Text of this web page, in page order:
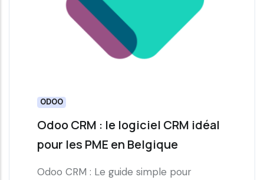
ODOO
Odoo CRM : le logiciel CRM idéal
pour les PME en Belgique
Odoo CRM : Le guide simple pour